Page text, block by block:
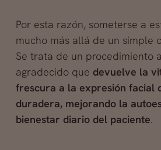
Por esta razón, someterse a
mucho más allá de un simple
Se trata de un procedimiento
agradecido que devuelve la
frescura a la expresión facial
duradera, mejorando la
bienestar diario del paciente.